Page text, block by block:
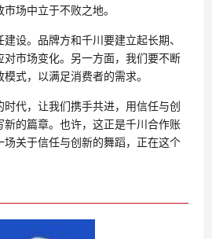
场中立于不败之地。
设。品牌方和千川要建立起长期、
市场变化。另一方面，我们要不断
式，以满足消费者的需求。
代，让我们携手共进，用信任与创
的篇章。也许，这正是千川合作账
关于信任与创新的舞蹈，正在这个